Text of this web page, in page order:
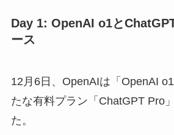
Day 1: OpenAI o1と
ース
12月6日、OpenAIは「OpenAI
たな有料プラン「ChatGPT Pro
た。